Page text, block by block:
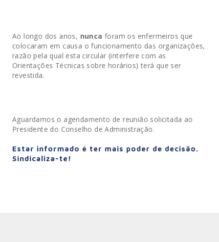
Ao longo dos anos, nunca foram os enfermeiros que
colocaram em causa o funcionamento das organizações,
razão pela qual esta circular (interfere com as
Orientações Técnicas sobre horários) terá que ser
revestida.
Aguardamos o agendamento de reunião solicitada ao
Presidente do Conselho de Administração.
Estar informado é ter mais poder de decisão.
Sindicaliza-te!